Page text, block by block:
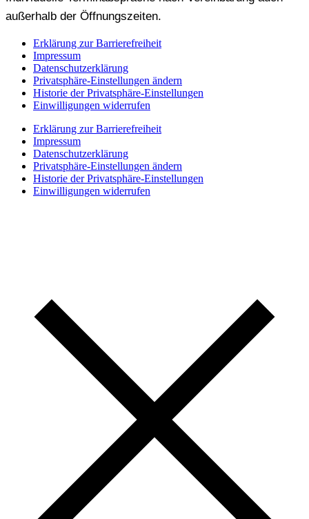
außerhalb der Öffnungszeiten.
Erklärung zur Barrierefreiheit
Impressum
Datenschutzerklärung
Privatsphäre-Einstellungen ändern
Historie der Privatsphäre-Einstellungen
Einwilligungen widerrufen
Erklärung zur Barrierefreiheit
Impressum
Datenschutzerklärung
Privatsphäre-Einstellungen ändern
Historie der Privatsphäre-Einstellungen
Einwilligungen widerrufen